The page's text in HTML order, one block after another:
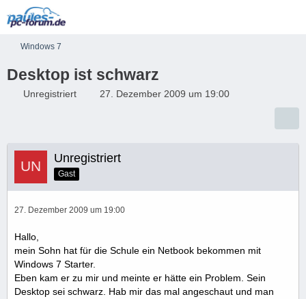
Windows 7
Desktop ist schwarz
Unregistriert 27. Dezember 2009 um 19:00
Unregistriert
Gast
27. Dezember 2009 um 19:00
Hallo,
mein Sohn hat für die Schule ein Netbook bekommen mit
Windows 7 Starter.
Eben kam er zu mir und meinte er hätte ein Problem. Sein
Desktop sei schwarz. Hab mir das mal angeschaut und man